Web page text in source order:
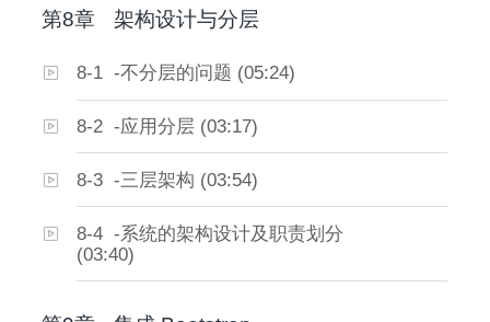
第8章 架构设计与分层
8-1 -不分层的问题 (05:24)
8-2 -应用分层 (03:17)
8-3 -三层架构 (03:54)
8-4 -系统的架构设计及职责划分
(03:40)